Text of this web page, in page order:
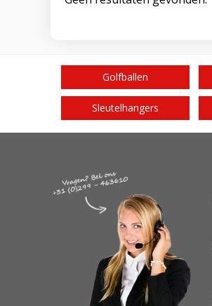
Golfballen
Sleutelhangers